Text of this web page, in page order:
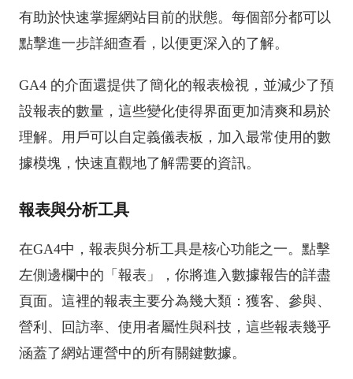
有助於快速掌握網站目前的狀態。每個部分都可以
點擊進一步詳細查看，以便更深入的了解。
GA4 的介面還提供了簡化的報表檢視，並減少了預
設報表的數量，這些變化使得界面更加清爽和易於
理解。用戶可以自定義儀表板，加入最常使用的數
據模塊，快速直觀地了解需要的資訊。
報表與分析工具
在GA4中，報表與分析工具是核心功能之一。點擊
左側邊欄中的「報表」，你將進入數據報告的詳盡
頁面。這裡的報表主要分為幾大類：獲客、參與、
營利、回訪率、使用者屬性與科技，這些報表幾乎
涵蓋了網站運營中的所有關鍵數據。